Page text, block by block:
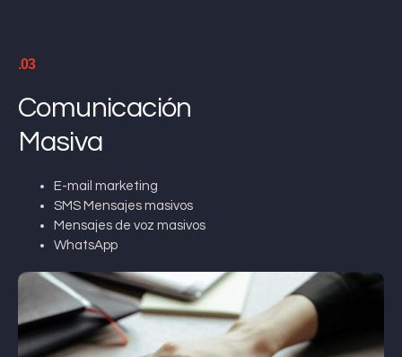
.03
Comunicación
Masiva
E-mail marketing
SMS Mensajes masivos
Mensajes de voz masivos
WhatsApp